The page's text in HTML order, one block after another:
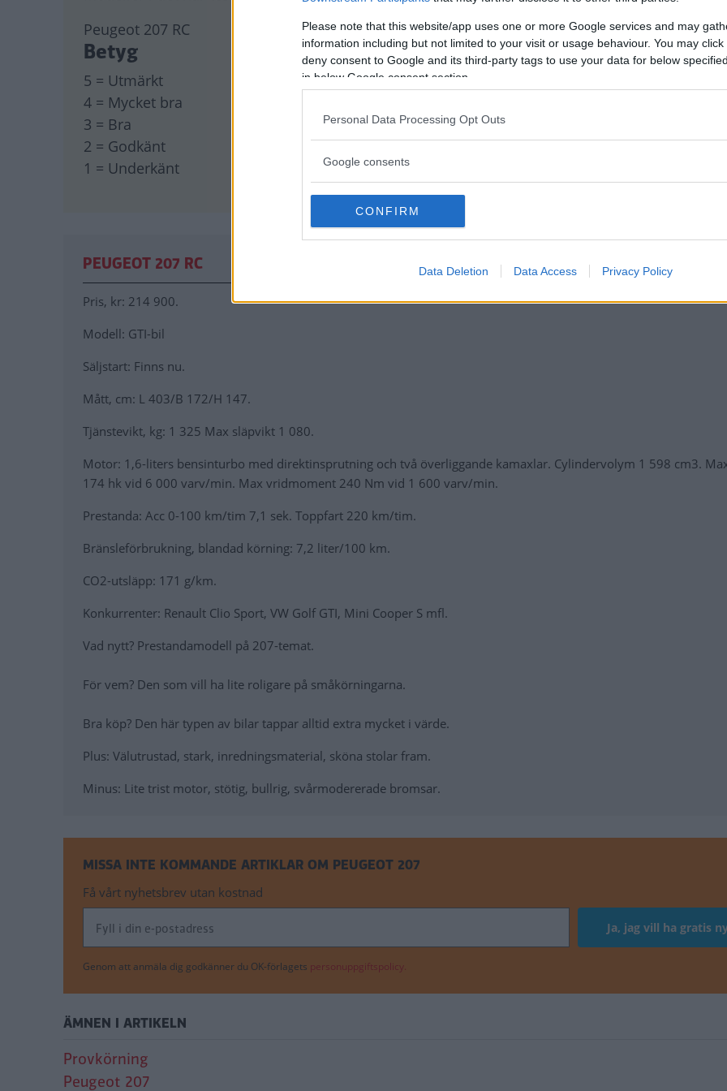
Please note that this website/app uses one or more Google services and may
information including but not limited to your visit or usage behaviour. You may
deny consent to Google and its third-party tags to use your data for below
in below Google consent section.
Personal Data Processing Opt Outs
Google consents
CONFIRM
Data Deletion Data Access Privacy Policy
Peugeot 207 RC
Betyg
5 = Utmärkt
4 = Mycket bra
3 = Bra
2 = Godkänt
1 = Underkänt
PEUGEOT 207 RC
Pris, kr: 214 900.
Modell: GTI-bil
Säljstart: Finns nu.
Mått, cm: L 403/B 172/H 147.
Tjänstevikt, kg: 1 325 Max släpvikt 1 080.
Motor: 1,6-liters bensinturbo med direktinsprutning och två överliggande kamaxlar. Cylindervolym 1 598 cm3.
174 hk vid 6 000 varv/min. Max vridmoment 240 Nm vid 1 600 varv/min.
Prestanda: Acc 0-100 km/tim 7,1 sek. Toppfart 220 km/tim.
Bränsleförbrukning, blandad körning: 7,2 liter/100 km.
CO2-utsläpp: 171 g/km.
Konkurrenter: Renault Clio Sport, VW Golf GTI, Mini Cooper S mfl.
Vad nytt? Prestandamodell på 207-temat.
För vem? Den som vill ha lite roligare på småkörningarna.
Bra köp? Den här typen av bilar tappar alltid extra mycket i värde.
Plus: Välutrustad, stark, inredningsmaterial, sköna stolar fram.
Minus: Lite trist motor, stötig, bullrig, svårmodererade bromsar.
MISSA INTE KOMMANDE ARTIKLAR OM PEUGEOT 207
Få vårt nyhetsbrev utan kostnad
Genom att anmäla dig godkänner du OK-förlagets personuppgiftspolicy.
ÄMNEN I ARTIKELN
Provkörning
Peugeot 207